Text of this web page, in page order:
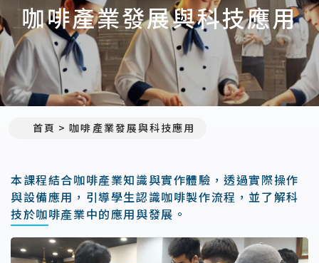
咖啡產業發展與科技應用
首頁 咖啡產業發展與科技應用
本課程結合咖啡產業知識與實作體驗，透過實際操作
與設備應用，引導學生認識咖啡製作流程，並了解科
技於咖啡產業中的應用與發展。